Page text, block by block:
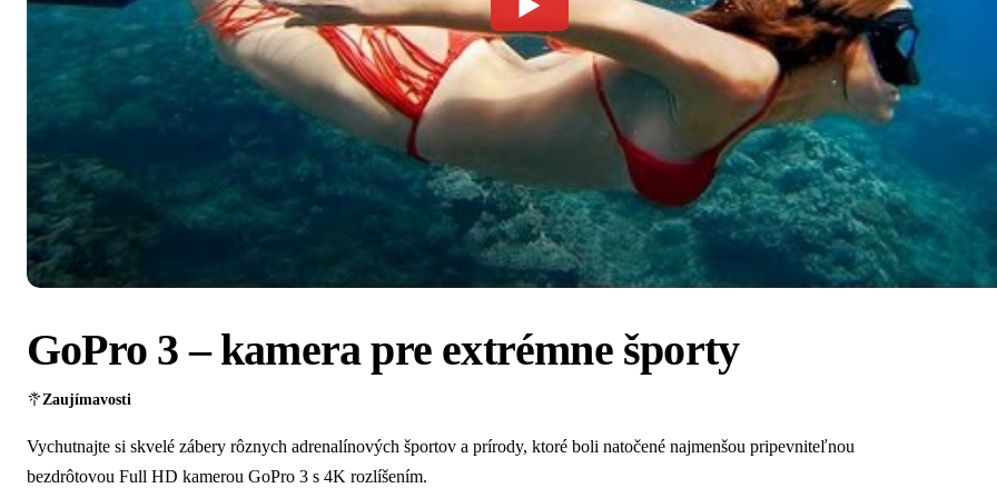
GoPro 3 – kamera pre extrémne športy
Zaujímavosti
Vychutnajte si skvelé zábery rôznych adrenalínových športov a prírody, ktoré boli natočené najmenšou pripevniteľnou
bezdrôtovou Full HD kamerou GoPro 3 s 4K rozlíšením.